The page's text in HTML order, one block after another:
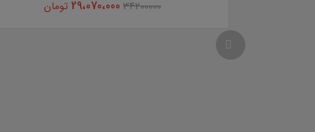
34200000 29،070،000 تومان